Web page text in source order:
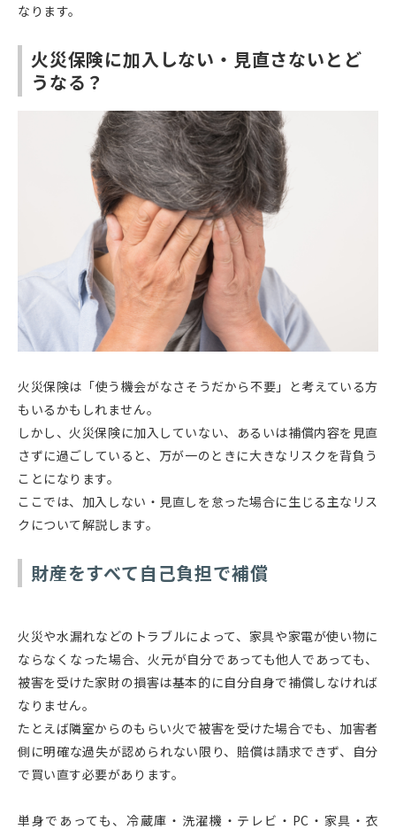
なります。
火災保険に加入しない・見直さないとど
うなる？
火災保険は「使う機会がなさそうだから不要」と考えている方
もいるかもしれません。
しかし、火災保険に加入していない、あるいは補償内容を見直
さずに過ごしていると、万が一のときに大きなリスクを背負う
ことになります。
ここでは、加入しない・見直しを怠った場合に生じる主なリス
クについて解説します。
財産をすべて自己負担で補償
火災や水漏れなどのトラブルによって、家具や家電が使い物に
ならなくなった場合、火元が自分であっても他人であっても、
被害を受けた家財の損害は基本的に自分自身で補償しなければ
なりません。
たとえば隣室からのもらい火で被害を受けた場合でも、加害者
側に明確な過失が認められない限り、賠償は請求できず、自分
で買い直す必要があります。
単身であっても、冷蔵庫・洗濯機・テレビ・PC・家具・衣